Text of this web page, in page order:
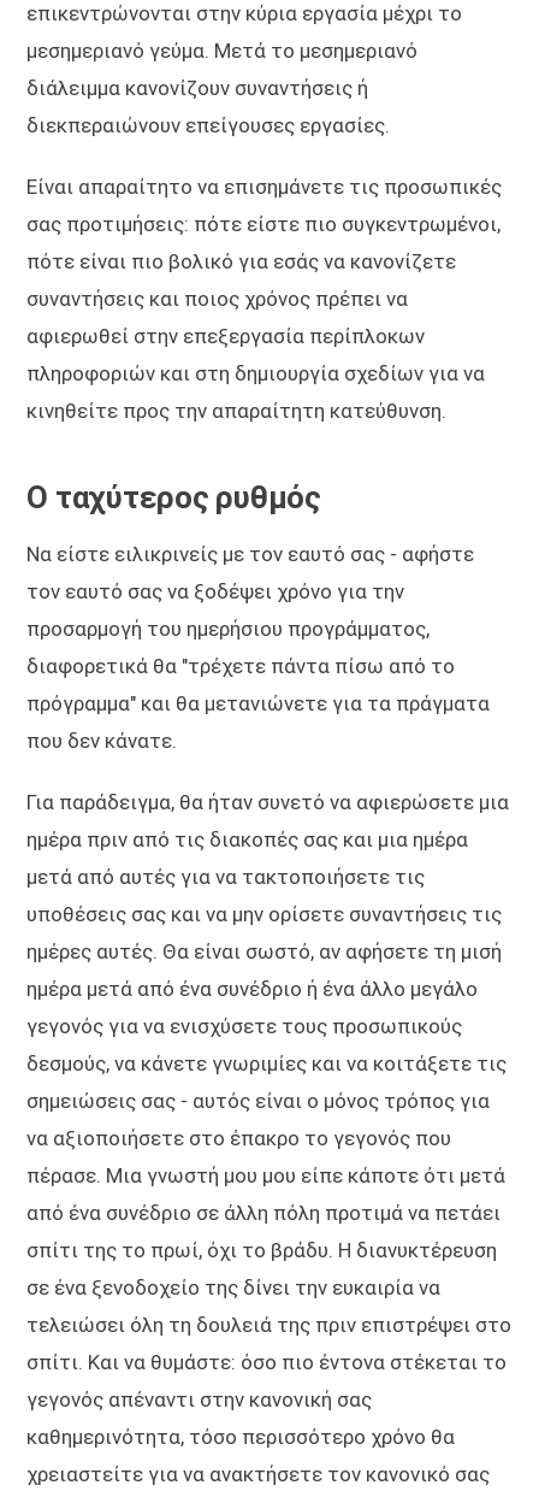
επικεντρώνονται στην κύρια εργασία μέχρι το
μεσημεριανό γεύμα. Μετά το μεσημεριανό
διάλειμμα κανονίζουν συναντήσεις ή
διεκπεραιώνουν επείγουσες εργασίες.
Είναι απαραίτητο να επισημάνετε τις προσωπικές
σας προτιμήσεις: πότε είστε πιο συγκεντρωμένοι,
πότε είναι πιο βολικό για εσάς να κανονίζετε
συναντήσεις και ποιος χρόνος πρέπει να
αφιερωθεί στην επεξεργασία περίπλοκων
πληροφοριών και στη δημιουργία σχεδίων για να
κινηθείτε προς την απαραίτητη κατεύθυνση.
Ο ταχύτερος ρυθμός
Να είστε ειλικρινείς με τον εαυτό σας - αφήστε
τον εαυτό σας να ξοδέψει χρόνο για την
προσαρμογή του ημερήσιου προγράμματος,
διαφορετικά θα "τρέχετε πάντα πίσω από το
πρόγραμμα" και θα μετανιώνετε για τα πράγματα
που δεν κάνατε.
Για παράδειγμα, θα ήταν συνετό να αφιερώσετε μια
ημέρα πριν από τις διακοπές σας και μια ημέρα
μετά από αυτές για να τακτοποιήσετε τις
υποθέσεις σας και να μην ορίσετε συναντήσεις τις
ημέρες αυτές. Θα είναι σωστό, αν αφήσετε τη μισή
ημέρα μετά από ένα συνέδριο ή ένα άλλο μεγάλο
γεγονός για να ενισχύσετε τους προσωπικούς
δεσμούς, να κάνετε γνωριμίες και να κοιτάξετε τις
σημειώσεις σας - αυτός είναι ο μόνος τρόπος για
να αξιοποιήσετε στο έπακρο το γεγονός που
πέρασε. Μια γνωστή μου μου είπε κάποτε ότι μετά
από ένα συνέδριο σε άλλη πόλη προτιμά να πετάει
σπίτι της το πρωί, όχι το βράδυ. Η διανυκτέρευση
σε ένα ξενοδοχείο της δίνει την ευκαιρία να
τελειώσει όλη τη δουλειά της πριν επιστρέψει στο
σπίτι. Και να θυμάστε: όσο πιο έντονα στέκεται το
γεγονός απέναντι στην κανονική σας
καθημερινότητα, τόσο περισσότερο χρόνο θα
χρειαστείτε για να ανακτήσετε τον κανονικό σας